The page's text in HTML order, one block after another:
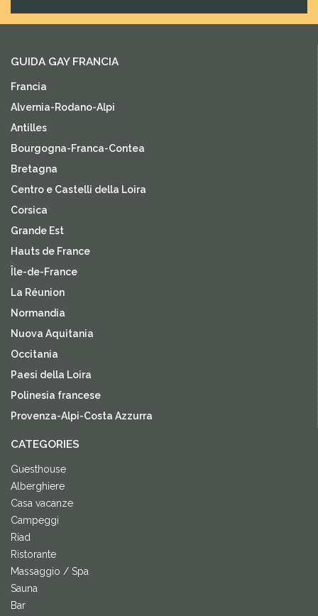
GUIDA GAY FRANCIA
Francia
Alvernia-Rodano-Alpi
Antilles
Bourgogna-Franca-Contea
Bretagna
Centro e Castelli della Loira
Corsica
Grande Est
Hauts de France
Île-de-France
La Réunion
Normandia
Nuova Aquitania
Occitania
Paesi della Loira
Polinesia francese
Provenza-Alpi-Costa Azzurra
CATEGORIES
Guesthouse
Alberghiere
Casa vacanze
Campeggi
Riad
Ristorante
Massaggio / Spa
Sauna
Bar